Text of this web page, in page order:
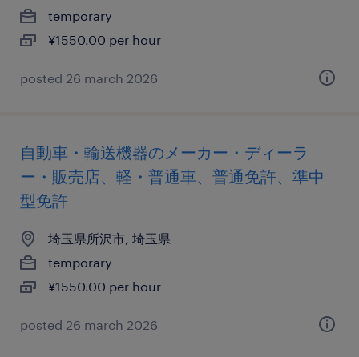
temporary
¥1550.00 per hour
posted 26 march 2026
自動車・輸送機器のメーカー・ディーラ
ー・販売店、軽・普通車、普通免許、準中
型免許
埼玉県所沢市, 埼玉県
temporary
¥1550.00 per hour
posted 26 march 2026